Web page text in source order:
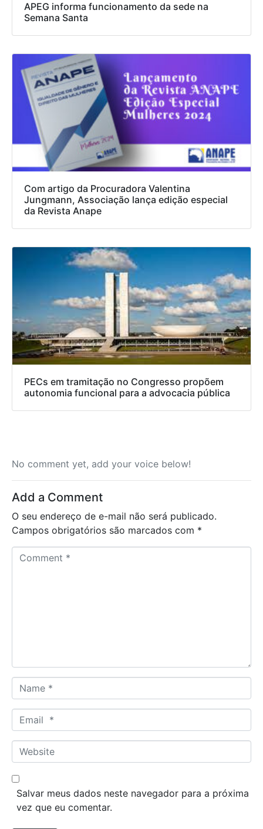
APEG informa funcionamento da sede na
Semana Santa
Com artigo da Procuradora Valentina
Jungmann, Associação lança edição especial
da Revista Anape
PECs em tramitação no Congresso propõem
autonomia funcional para a advocacia pública
No comment yet, add your voice below!
Add a Comment
O seu endereço de e-mail não será publicado.
Campos obrigatórios são marcados com *
a
m
*
m
a
*
W
e
b
Salvar meus dados neste navegador para a próxima
vez que eu comentar.